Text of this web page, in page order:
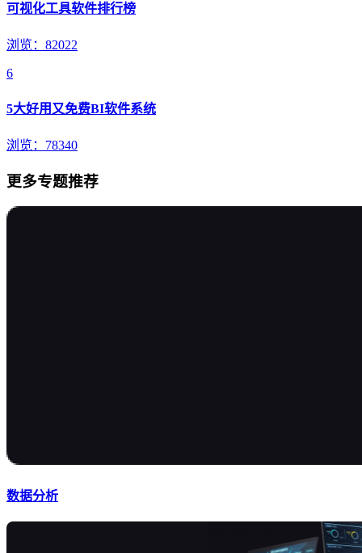
可视化工具软件排行榜
浏览：82022
6
5大好用又免费BI软件系统
浏览：78340
更多专题推荐
数据分析